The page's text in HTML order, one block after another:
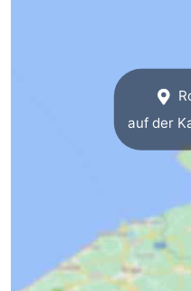
Zwin
auf der